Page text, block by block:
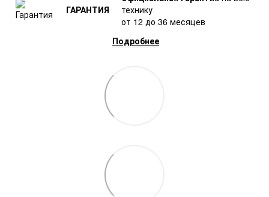
ГАРАНТИЯ
технику
от 12 до 36 месяцев
Подробнее